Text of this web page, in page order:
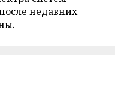
недавних